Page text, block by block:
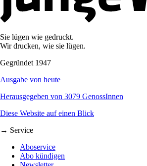
Sie lügen wie gedruckt.
Wir drucken, wie sie lügen.
Gegründet 1947
Ausgabe von heute
Herausgegeben von 3079 GenossInnen
Diese Website auf einen Blick
→ Service
Aboservice
Abo kündigen